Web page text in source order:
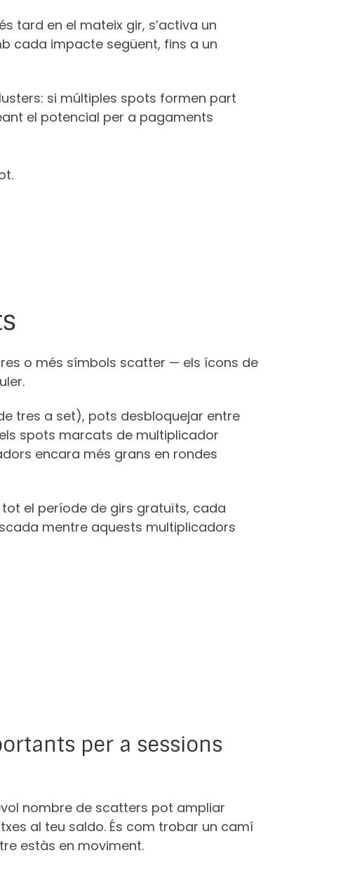
tard en el mateix gir, s’activa un
cada impacte següent, fins a un
si múltiples spots formen part
el potencial per a pagaments
o més símbols scatter — els ícons de
tres a set), pots desbloquejar entre
spots marcats de multiplicador
encara més grans en rondes
el període de girs gratuïts, cada
mentre aquests multiplicadors
per a sessions
nombre de scatters pot ampliar
al teu saldo. És com trobar un camí
estàs en moviment.